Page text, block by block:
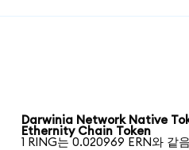
Darwinia Network Native
Ethernity Chain Token
1 RING는 0.020969 ERN와 같음